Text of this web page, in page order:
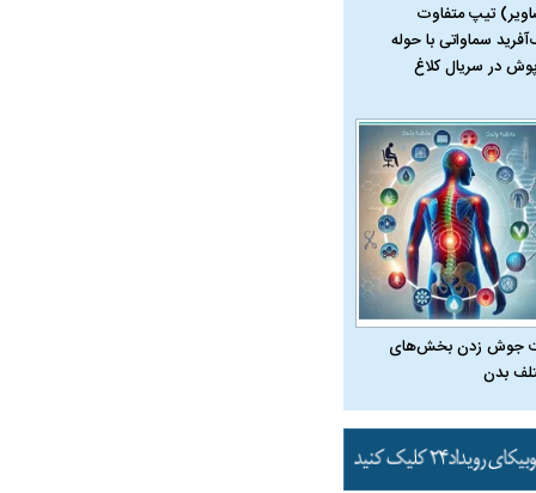
تیپ متفاوت
سماواتی با حوله
در سریال کلاغ
جوش زدن بخش‌های
بدن